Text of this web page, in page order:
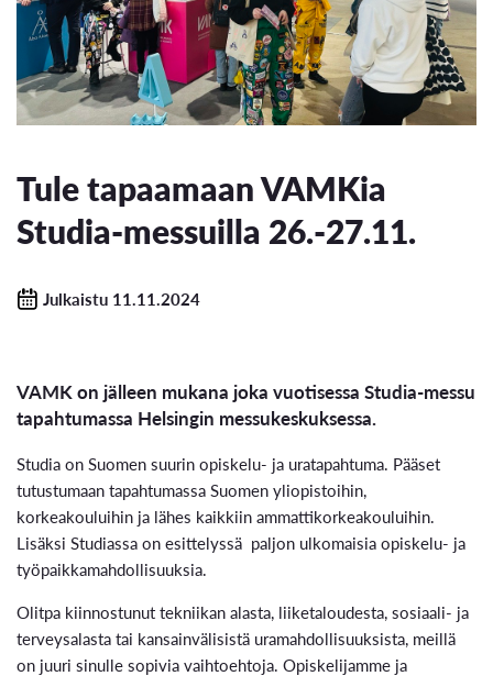
Tule tapaamaan VAMKia
Studia-messuilla 26.-27.11.
Julkaistu 11.11.2024
VAMK on jälleen mukana joka vuotisessa Studia-messu
tapahtumassa Helsingin messukeskuksessa.
Studia on Suomen suurin opiskelu- ja uratapahtuma. Pääset
tutustumaan tapahtumassa Suomen yliopistoihin,
korkeakouluihin ja lähes kaikkiin ammattikorkeakouluihin.
Lisäksi Studiassa on esittelyssä paljon ulkomaisia opiskelu- ja
työpaikkamahdollisuuksia.
Olitpa kiinnostunut tekniikan alasta, liiketaloudesta, sosiaali- ja
terveysalasta tai kansainvälisistä uramahdollisuuksista, meillä
on juuri sinulle sopivia vaihtoehtoja. Opiskelijamme ja